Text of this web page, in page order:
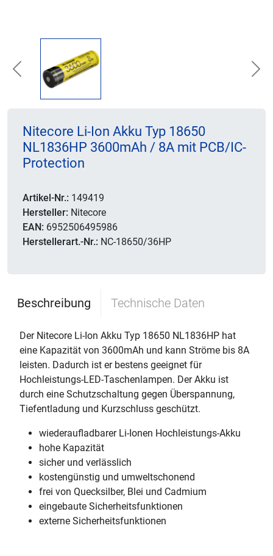
Previous
Nitecore Li-Ion Akku Typ 18650
NL1836HP 3600mAh / 8A mit PCB/IC-
Protection
Artikel-Nr.: 149419
Hersteller: Nitecore
EAN: 6952506495986
Herstellerart.-Nr.: NC-18650/36HP
Beschreibung Technische Daten
Der Nitecore Li-Ion Akku Typ 18650 NL1836HP hat
eine Kapazität von 3600mAh und kann Ströme bis 8A
leisten. Dadurch ist er bestens geeignet für
Hochleistungs-LED-Taschenlampen. Der Akku ist
durch eine Schutzschaltung gegen Überspannung,
Tiefentladung und Kurzschluss geschützt.
wiederaufladbarer Li-Ionen Hochleistungs-Akku
hohe Kapazität
sicher und verlässlich
kostengünstig und umweltschonend
frei von Quecksilber, Blei und Cadmium
eingebaute Sicherheitsfunktionen
externe Sicherheitsfunktionen